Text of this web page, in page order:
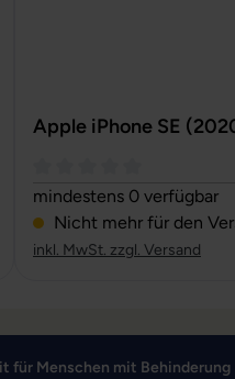
Sternen
Apple iPhone SE
Durchschnittliche
mindestens 0 verfügbar
Nicht mehr für den
inkl. MwSt. zzgl. Versand
für Menschen mit Behinderung